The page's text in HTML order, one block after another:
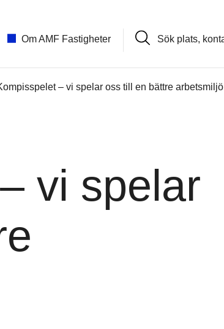
Om AMF Fastigheter
Sök
plats,
kontakt,
– vi spelar oss till en bättre arbetsmiljö
vi spelar